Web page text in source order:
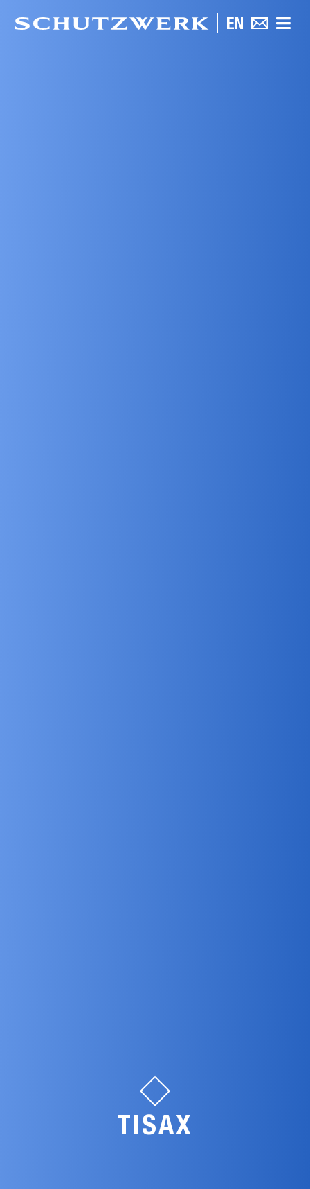
TISAX